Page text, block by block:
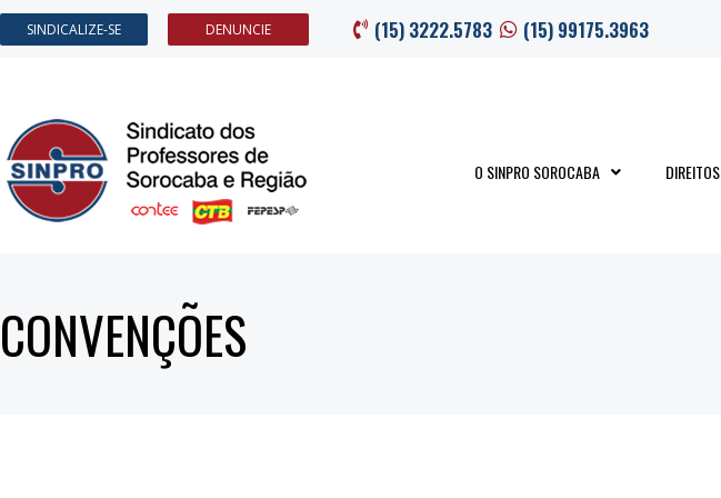
SINDICALIZE-SE DENUNCIE (15) 3222.5783 (15) 99175.3963
O SINPRO SOROCABA DIREITOS
CONVENÇÕES